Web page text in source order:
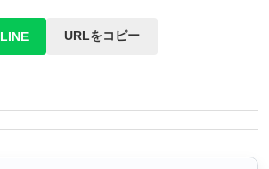
LINE URLをコピー